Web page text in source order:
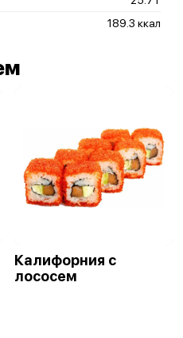
189.3 ккал
Калифорния с
лососем